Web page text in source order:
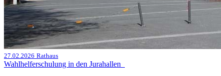
27.02.2026 Rathaus
Wahlhelferschulung in den Jurahallen